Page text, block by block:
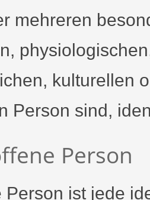
mehreren
kulturellen
Person sind,
Person
Person ist jede